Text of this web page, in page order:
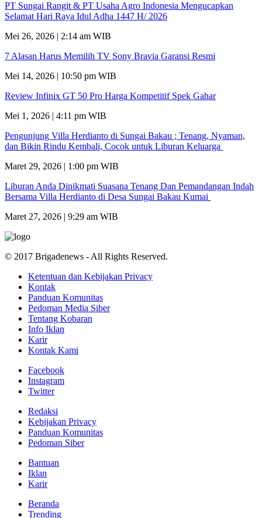
PT Sungai Rangit & PT Usaha Agro Indonesia Mengucapkan
Selamat Hari Raya Idul Adha 1447 H/ 2026
Mei 26, 2026 | 2:14 am WIB
7 Alasan Harus Memilih TV Sony Bravia Garansi Resmi
Mei 14, 2026 | 10:50 pm WIB
Review Infinix GT 50 Pro Harga Kompetitif Spek Gahar
Mei 1, 2026 | 4:11 pm WIB
Pengunjung Villa Herdianto di Sungai Bakau ; Tenang, Nyaman,
dan Bikin Rindu Kembali, Cocok untuk Liburan Keluarga
Maret 29, 2026 | 1:00 pm WIB
Liburan Anda Dinikmati Suasana Tenang Dan Pemandangan Indah
Bersama Villa Herdianto di Desa Sungai Bakau Kumai
Maret 27, 2026 | 9:29 am WIB
© 2017 Brigadenews - All Rights Reserved.
Ketentuan dan Kebijakan Privacy
Kontak
Panduan Komunitas
Pedoman Media Siber
Tentang Kobaran
Info Iklan
Karir
Kontak Kami
Facebook
Instagram
Twitter
Redaksi
Kebijakan Privacy
Panduan Komunitas
Pedoman Siber
Bantuan
Iklan
Karir
Beranda
Trending